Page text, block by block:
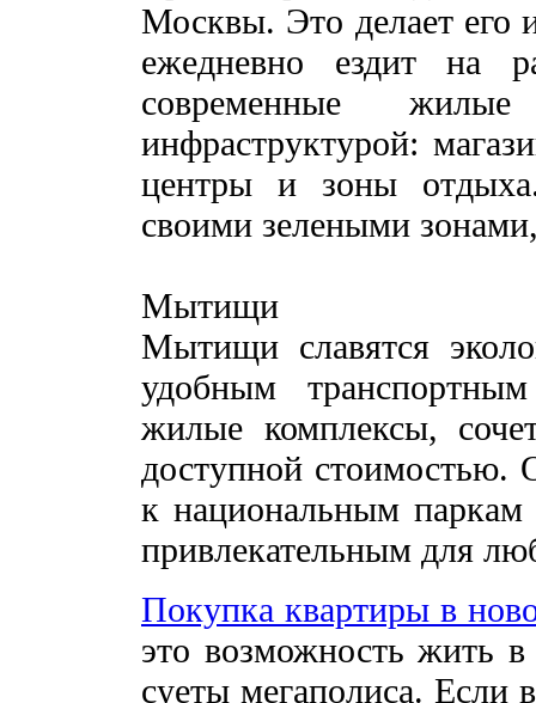
Москвы. Это делает его
ежедневно ездит на
современные
инфраструктурой:
центры и зоны
своими зелеными
Мытищи
Мытищи славятся
удобным
жилые комплексы,
доступной стоимостью.
к национальным паркам
привлекательным для
Покупка квартиры в
это возможность жить
суеты мегаполиса. Если